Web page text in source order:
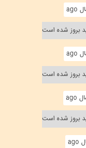
بروز شده است
بروز شده است
بروز شده است